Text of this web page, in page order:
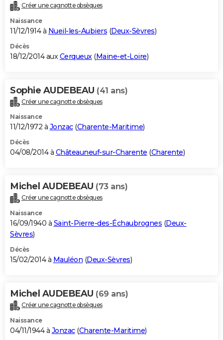
Créer une cagnotte obsèques
Naissance
11/12/1914 à Nueil-les-Aubiers (Deux-Sèvres)
Décès
18/12/2014 aux Cerqueux (Maine-et-Loire)
Sophie AUDEBEAU (41 ans)
Créer une cagnotte obsèques
Naissance
11/12/1972 à Jonzac(Charente-Maritime)
Décès
04/08/2014 à Châteauneuf-sur-Charente (Charente)
Michel AUDEBEAU (73 ans)
Créer une cagnotte obsèques
Naissance
16/09/1940 à Saint-Pierre-des-Échaubrognes (Deux-
Sèvres)
Décès
15/02/2014 à Mauléon (Deux-Sèvres)
Michel AUDEBEAU (69 ans)
Créer une cagnotte obsèques
Naissance
04/11/1944 à Jonzac(Charente-Maritime)